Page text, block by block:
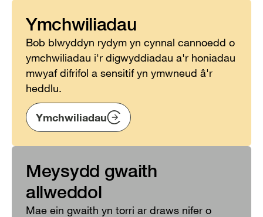
Ymchwiliadau
Bob blwyddyn rydym yn cynnal cannoedd o
ymchwiliadau i'r digwyddiadau a'r honiadau
mwyaf difrifol a sensitif yn ymwneud â'r
heddlu.
Ymchwiliadau
Meysydd gwaith
allweddol
Mae ein gwaith yn torri ar draws nifer o